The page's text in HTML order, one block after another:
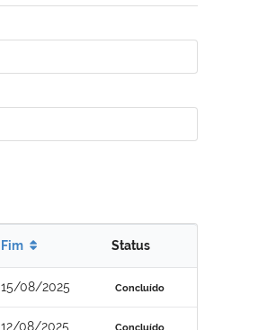
Fim Status
15/08/2025 Concluído
12/08/2025 Concluído